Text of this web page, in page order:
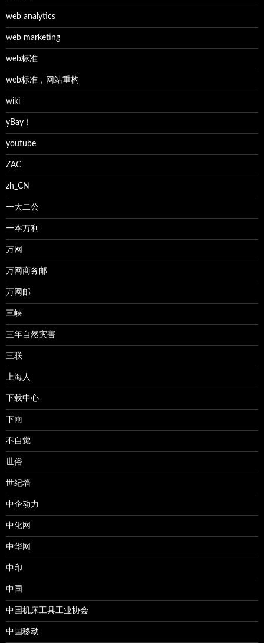
web analytics
web marketing
web标准
web标准，网站重构
wiki
yBay！
youtube
ZAC
zh_CN
一大二公
一本万利
万网
万网商务邮
万网邮
三峡
三年自然灾害
三联
上海人
下载中心
下雨
不自觉
世俗
世纪墙
中企动力
中化网
中华网
中印
中国
中国机床工具工业协会
中国移动